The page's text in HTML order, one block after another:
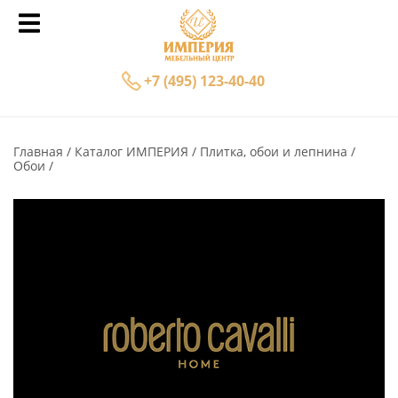
+7 (495) 123-40-40
Главная Каталог ИМПЕРИЯ
Плитка, обои и лепнина
Обои